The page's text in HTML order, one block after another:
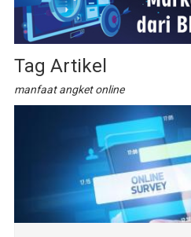
Tag Artikel
manfaat angket online